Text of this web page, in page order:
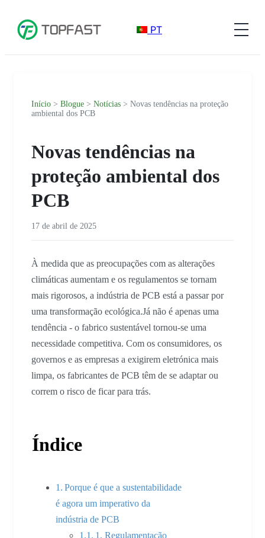
PT
Início > Blogue > Notícias > Novas tendências na proteção
ambiental dos PCB
Novas tendências na
proteção ambiental dos
PCB
17 de abril de 2025
À medida que as preocupações com as alterações
climáticas aumentam e os regulamentos se tornam
mais rigorosos, a indústria de PCB está a passar por
uma transformação ecológica.Já não é apenas uma
tendência - o fabrico sustentável tornou-se uma
necessidade competitiva. Com os consumidores, os
governos e as empresas a exigirem eletrónica mais
limpa, os fabricantes de PCB têm de se adaptar ou
correm o risco de ficar para trás.
Índice
Porque é que a sustentabilidade
é agora um imperativo da
indústria de PCB
1. Regulamentação